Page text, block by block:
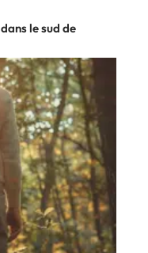
le sud de